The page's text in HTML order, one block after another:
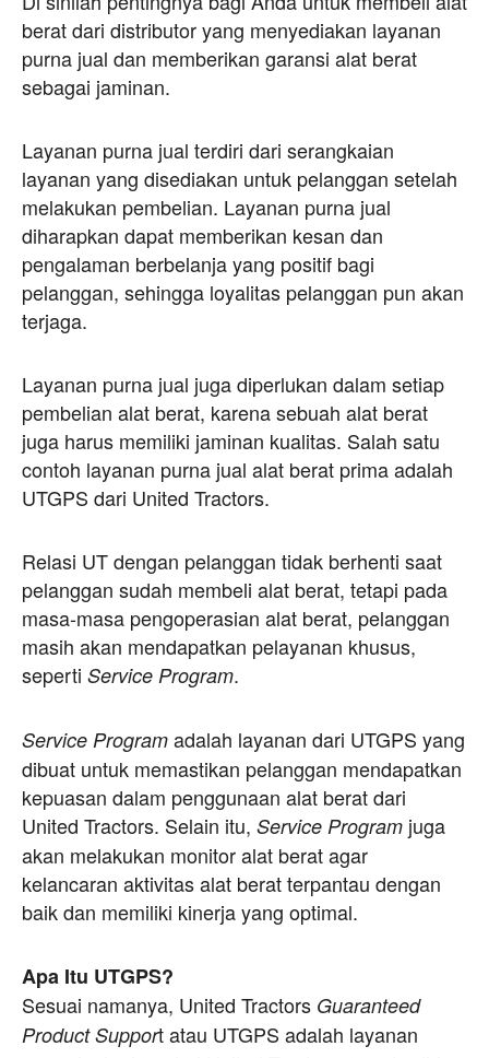
berat dari distributor yang menyediakan layanan
purna jual dan memberikan garansi alat berat
sebagai jaminan.
Layanan purna jual terdiri dari serangkaian
layanan yang disediakan untuk pelanggan setelah
melakukan pembelian. Layanan purna jual
diharapkan dapat memberikan kesan dan
pengalaman berbelanja yang positif bagi
pelanggan, sehingga loyalitas pelanggan pun akan
terjaga.
Layanan purna jual juga diperlukan dalam setiap
pembelian alat berat, karena sebuah alat berat
juga harus memiliki jaminan kualitas. Salah satu
contoh layanan purna jual alat berat prima adalah
UTGPS dari United Tractors.
Relasi UT dengan pelanggan tidak berhenti saat
pelanggan sudah membeli alat berat, tetapi pada
masa-masa pengoperasian alat berat, pelanggan
masih akan mendapatkan pelayanan khusus,
seperti Service Program.
Service Program adalah layanan dari UTGPS yang
dibuat untuk memastikan pelanggan mendapatkan
kepuasan dalam penggunaan alat berat dari
United Tractors. Selain itu, Service Program juga
akan melakukan monitor alat berat agar
kelancaran aktivitas alat berat terpantau dengan
baik dan memiliki kinerja yang optimal.
Apa Itu UTGPS?
Sesuai namanya, United Tractors Guaranteed
Product Support atau UTGPS adalah layanan